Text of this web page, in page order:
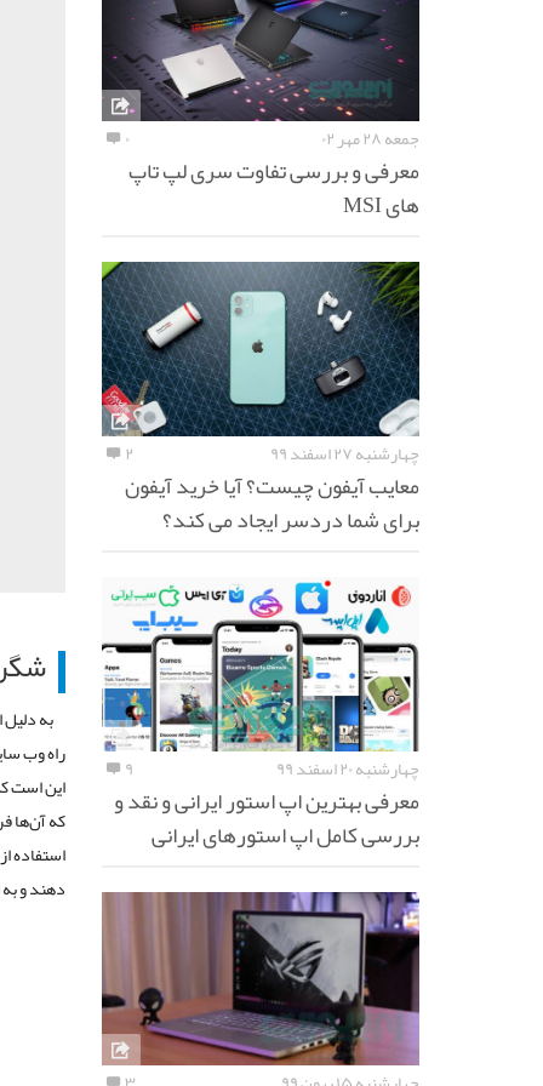
به
راه وب
این است
که آن‌ها
استفاده
دهند و
جمعه ۲۸ مهر ۰۲ ۰
معرفی و بررسی تفاوت سری لپ تاپ
های MSI
چهارشنبه ۲۷ اسفند ۹۹ ۲
معایب آیفون چیست؟ آیا خرید آیفون
برای شما دردسر ایجاد می کند؟
چهارشنبه ۲۰ اسفند ۹۹ ۹
معرفی بهترین اپ استور ایرانی و نقد و
بررسی کامل اپ استورهای ایرانی